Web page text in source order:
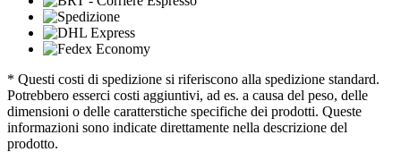
* Questi costi di spedizione si riferiscono alla spedizione standard.
Potrebbero esserci costi aggiuntivi, ad es. a causa del peso, delle
dimensioni o delle caratterstiche specifiche dei prodotti. Queste
informazioni sono indicate direttamente nella descrizione del
prodotto.